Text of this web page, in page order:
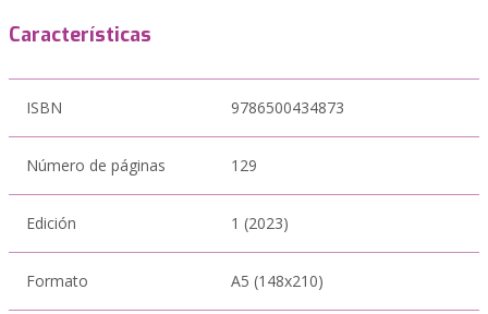
Características
ISBN 9786500434873
Número de páginas 129
Edición 1 (2023)
Formato A5 (148x210)